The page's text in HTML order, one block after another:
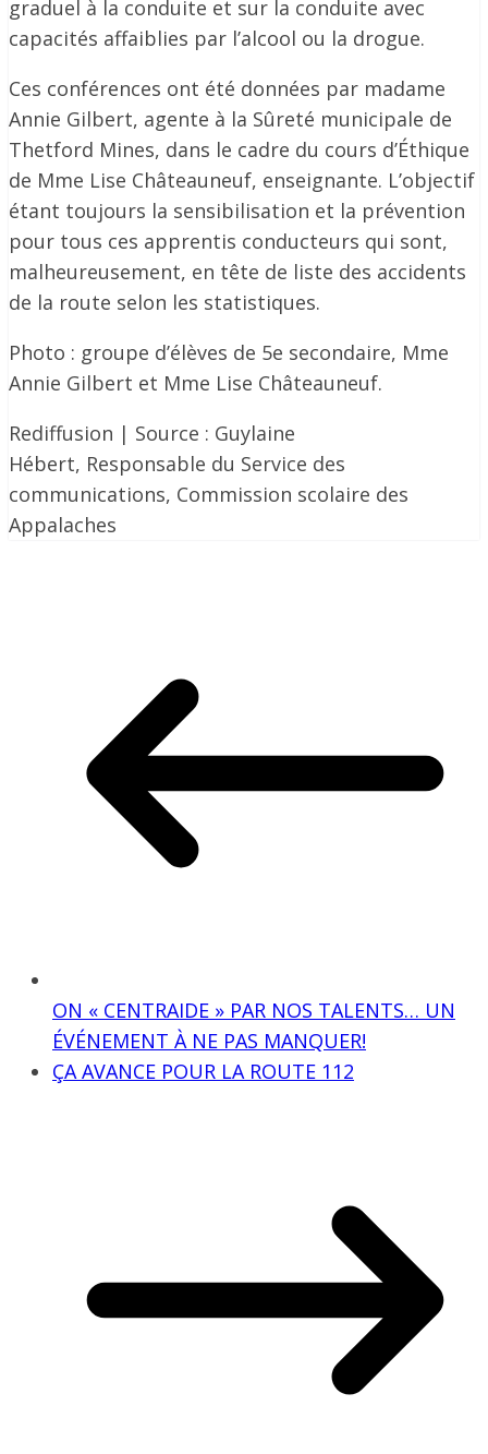
graduel à la conduite et sur la conduite avec
capacités affaiblies par l’alcool ou la drogue.
Ces conférences ont été données par madame
Annie Gilbert, agente à la Sûreté municipale de
Thetford Mines, dans le cadre du cours d’Éthique
de Mme Lise Châteauneuf, enseignante. L’objectif
étant toujours la sensibilisation et la prévention
pour tous ces apprentis conducteurs qui sont,
malheureusement, en tête de liste des accidents
de la route selon les statistiques.
Photo : groupe d’élèves de 5e secondaire, Mme
Annie Gilbert et Mme Lise Châteauneuf.
Rediffusion | Source : Guylaine
Hébert, Responsable du Service des
communications, Commission scolaire des
Appalaches
ON « CENTRAIDE » PAR NOS TALENTS… UN
ÉVÉNEMENT À NE PAS MANQUER!
ÇA AVANCE POUR LA ROUTE 112